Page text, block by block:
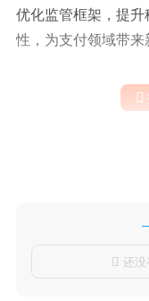
优化监管框架，提
性，为支付领域带来

 还没